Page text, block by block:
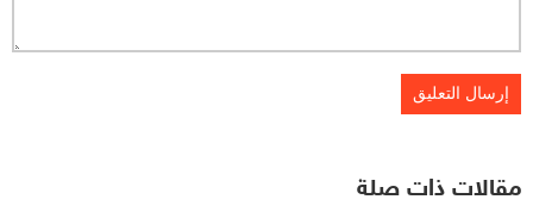
مقالات ذات صلة